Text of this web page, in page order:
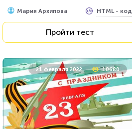
Мария Архипова HTML - код
Пройти тест
21 февраля 2022 10680